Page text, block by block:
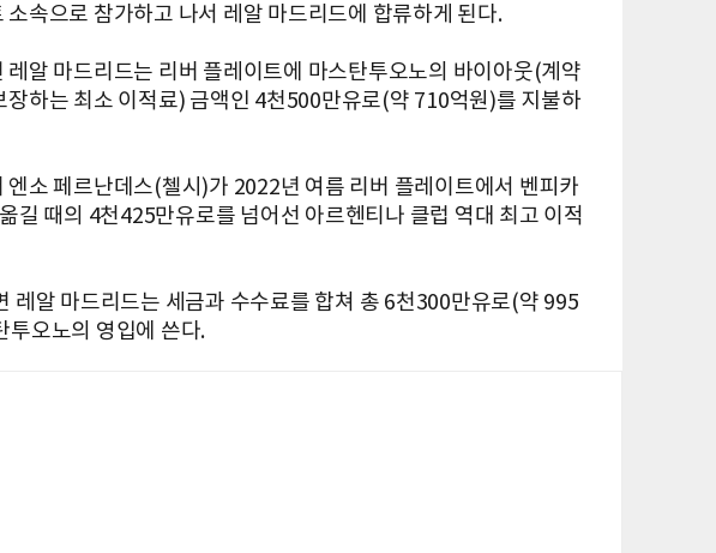
소속으로 참가하고 나서 레알 마드리드에 합류하게 된다.
레알 마드리드는 리버 플레이트에 마스탄투오노의 바이아웃(계약
장하는 최소 이적료) 금액인 4천500만유로(약 710억원)를 지불하
엔소 페르난데스(첼시)가 2022년 여름 리버 플레이트에서 벤피카
길 때의 4천425만유로를 넘어선 아르헨티나 클럽 역대 최고 이적
레알 마드리드는 세금과 수수료를 합쳐 총 6천300만유로(약 995
투오노의 영입에 쓴다.